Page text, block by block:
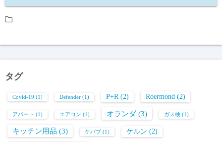
タグ
Covid-19 (1) Defender (1) P+R(2) Roermond (2)
アパート (1) エアコン (1) オランダ(3) ガス検 (1)
キッチン用品 (3) ケバブ (1) ケルン (2)